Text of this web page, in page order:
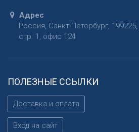
Адрес
Россия, Санкт-Петербург, 199225,
стр. 1, офис 124
ПОЛЕЗНЫЕ ССЫЛКИ
Доставка и оплата
Вход на сайт